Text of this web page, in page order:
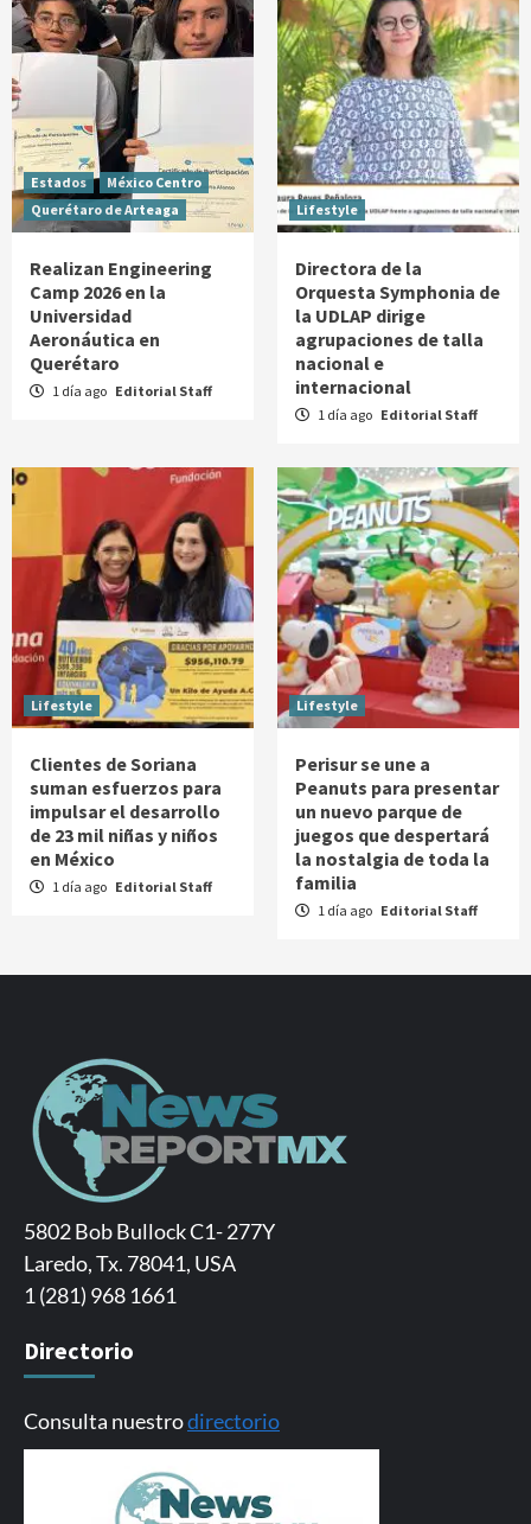
Estados
México Centro
Querétaro de Arteaga
Realizan Engineering
Camp 2026 en la
Universidad
Aeronáutica en
Querétaro
1 día ago Editorial Staff
Lifestyle
Directora de la
Orquesta Symphonia de
la UDLAP dirige
agrupaciones de talla
nacional e
internacional
1 día ago Editorial Staff
Lifestyle
Clientes de Soriana
suman esfuerzos para
impulsar el desarrollo
de 23 mil niñas y niños
en México
1 día ago Editorial Staff
Lifestyle
Perisur se une a
Peanuts para presentar
un nuevo parque de
juegos que despertará
la nostalgia de toda la
familia
1 día ago Editorial Staff
5802 Bob Bullock C1- 277Y
Laredo, Tx. 78041, USA
1 (281) 968 1661
Directorio
Consulta nuestrodirectorio